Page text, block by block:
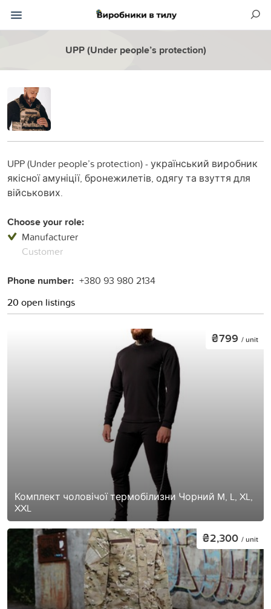
UPP (Under people’s protection)
UPP (Under people’s protection) - український виробник
якісної амуніції, бронежилетів, одягу та взуття для
військових.
Choose your role:
Manufacturer
Customer
Phone number: +380 93 980 2134
20 open listings
Комплект чоловічої термобілизни Чорний M, L, XL,
XXL
₴799 / unit
₴2,300 / unit